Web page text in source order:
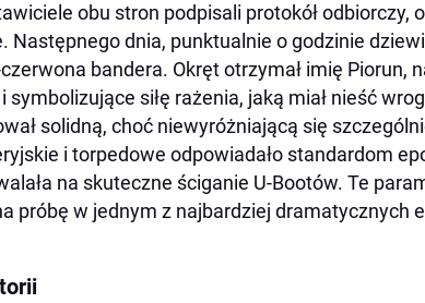
obu stron podpisali protokół odbiorczy,
Następnego dnia, punktualnie o godzinie
bandera. Okręt otrzymał imię Piorun,
siłę rażenia, jaką miał nieść
solidną, choć niewyróżniającą się
i torpedowe odpowiadało standardom
na skuteczne ściganie U-Bootów. Te
próbę w jednym z najbardziej dramatycznych